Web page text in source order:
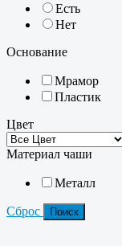
Есть
Нет
Основание
Мрамор
Пластик
Цвет
Материал чаши
Металл
Сброс